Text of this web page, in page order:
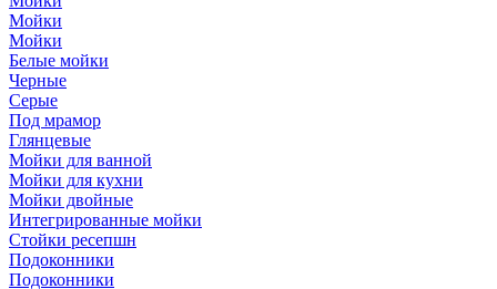
Мойки
Мойки
Белые мойки
Черные
Серые
Под мрамор
Глянцевые
Мойки для ванной
Мойки для кухни
Мойки двойные
Интегрированные мойки
Стойки ресепшн
Подоконники
Подоконники